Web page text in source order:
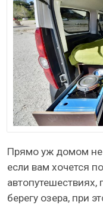
Прямо уж домом не
если вам хочется
автопутешествиях,
берегу озера, при